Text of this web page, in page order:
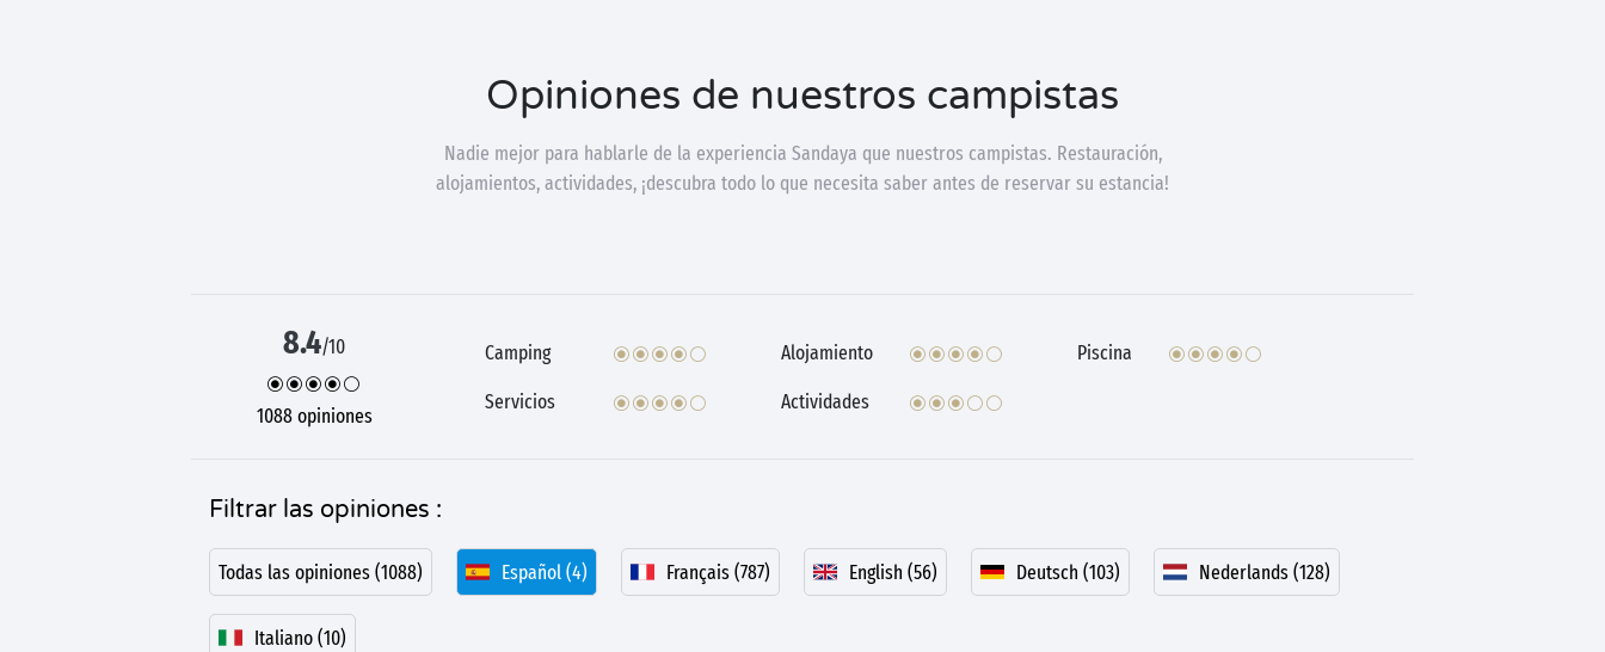
Opiniones de nuestros campistas
Nadie mejor para hablarle de la experiencia Sandaya que nuestros campistas. Restauración,
alojamientos, actividades, ¡descubra todo lo que necesita saber antes de reservar su estancia!
8.4/10
1088 opiniones
Camping Alojamiento
Piscina
Servicios
Actividades
Filtrar las opiniones :
Todas las opiniones (1088) Español (4) Français (787) English (56) Deutsch (103) Nederlands (128)
Italiano (10)